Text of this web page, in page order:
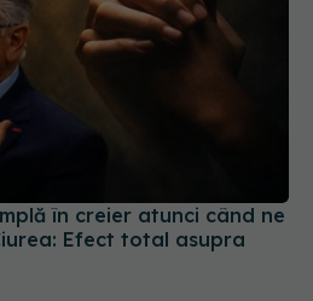
Efect total asupra